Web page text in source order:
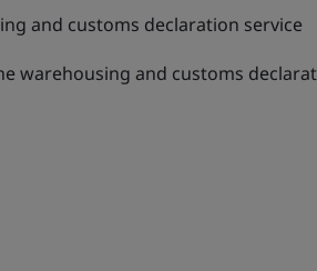
and customs declaration service
warehousing and customs